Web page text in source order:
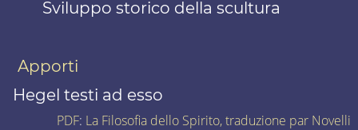
Sviluppo storico della scultura
Apporti
Hegel testi ad esso
PDF: La Filosofia dello Spirito, traduzione par Novelli